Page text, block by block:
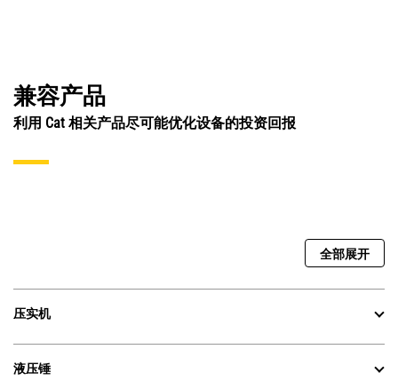
兼容产品
利用 Cat 相关产品尽可能优化设备的投资回报
全部展开
压实机
液压锤